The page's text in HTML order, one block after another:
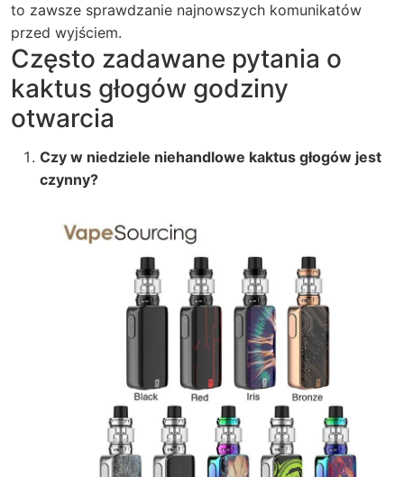
to zawsze sprawdzanie najnowszych komunikatów
przed wyjściem.
Często zadawane pytania o
kaktus głogów godziny
otwarcia
Czy w niedziele niehandlowe kaktus głogów jest
czynny?